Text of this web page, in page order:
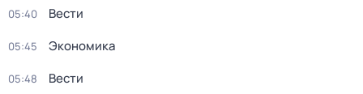
05:40 Вести
05:45 Экономика
05:48 Вести